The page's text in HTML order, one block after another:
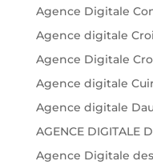
Agence Digitale
Agence digitale
Agence Digitale
Agence digitale
Agence digitale
AGENCE DIGITALE
Agence Digitale